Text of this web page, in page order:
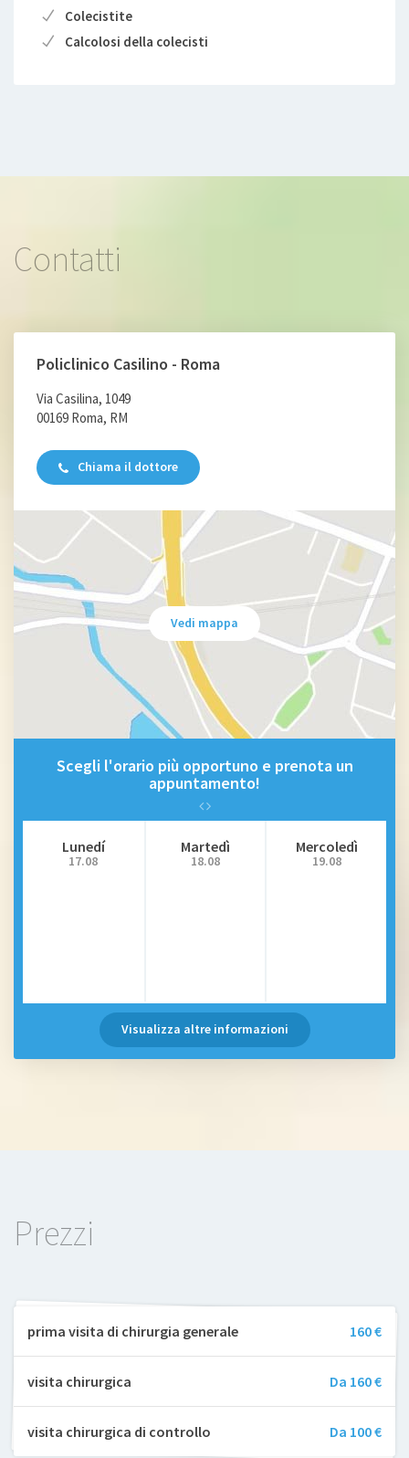
Colecistite
Calcolosi della colecisti
Contatti
Policlinico Casilino - Roma
Via Casilina, 1049
00169 Roma, RM
Chiama il dottore
Vedi mappa
Scegli l'orario più opportuno e prenota un
appuntamento!
Lunedí
17.08
Martedì
18.08
Mercoledì
19.08
Visualizza altre informazioni
Prezzi
prima visita di chirurgia generale 160 €
visita chirurgica Da 160 €
visita chirurgica di controllo Da 100 €